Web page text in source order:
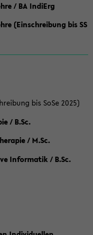
/ BA IndiErg
(Einschreibung bis SS
bis SoSe 2025)
/ B.Sc.
/ M.Sc.
Informatik / B.Sc.